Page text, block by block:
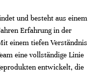
und besteht aus einem
Erfahrung in der
einem tiefen Verständnis
eine vollständige Linie
entwickelt, die